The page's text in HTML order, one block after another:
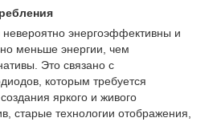
энергоэффективны и
меньше энергии, чем
Это связано с
которым требуется
яркого и живого
старые технологии отображения,